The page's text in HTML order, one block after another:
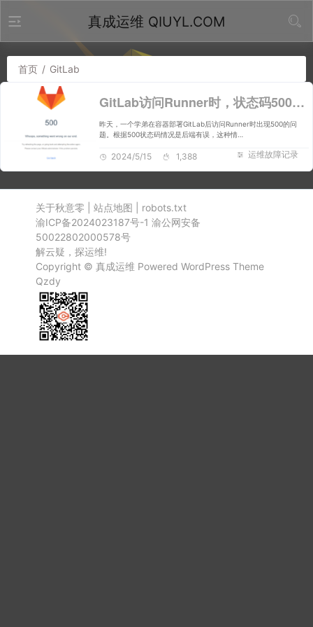
真成运维 QIUYL.COM
首页 / GitLab
GitLab访问Runner时，状态码500报错
昨天，一个学弟在容器部署GitLab后访问Runner时出现500的问
题。根据500状态码情况是后端有误，这种情…
运维故障记录
2024/5/15 1,388
关于秋意零 站点地图
robots.txt
渝ICP备2024023187号-1 渝公网安备
50022802000578号
解云疑，探运维!
Copyright © 真成运维 Powered WordPressTheme
Qzdy